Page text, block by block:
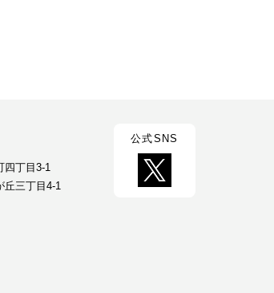
四丁目3-1
丘三丁目4-1
公式SNS